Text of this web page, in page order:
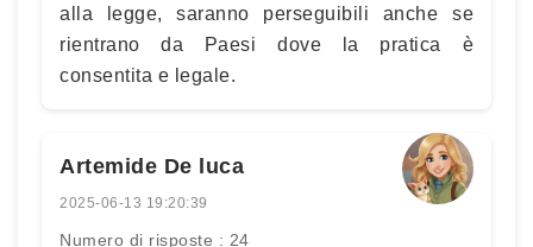
alla legge, saranno perseguibili anche se
rientrano da Paesi dove la pratica è
consentita e legale.
Artemide De luca
2025-06-13 19:20:39
Numero di risposte : 24